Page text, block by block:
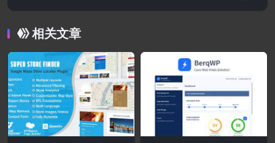
ntor页面生成器的插件
相关文章